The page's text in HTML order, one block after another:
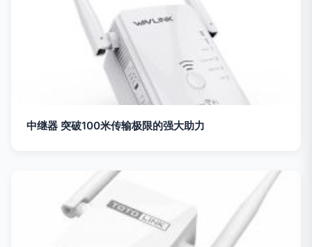
中继器 突破100米传输极限的强大助力